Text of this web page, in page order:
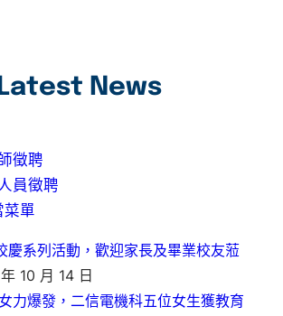
News
徵聘
員徵聘
菜單
慶系列活動，歡迎家長及畢業校友蒞
10 月 14 日
力爆發，二信電機科五位女生獲教育